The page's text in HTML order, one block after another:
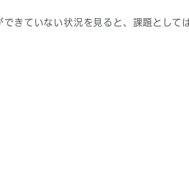
きていない状況を見ると、課題として